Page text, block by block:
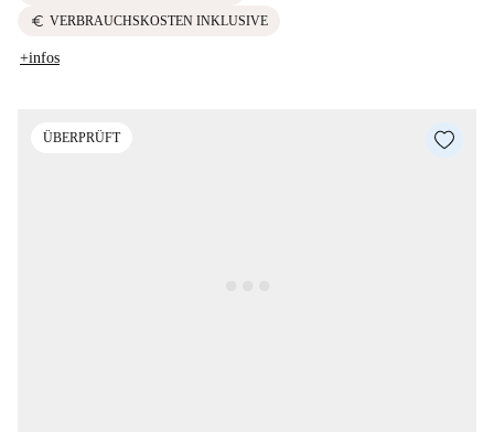
euro VERBRAUCHSKOSTEN INKLUSIVE
+infos
ÜBERPRÜFT